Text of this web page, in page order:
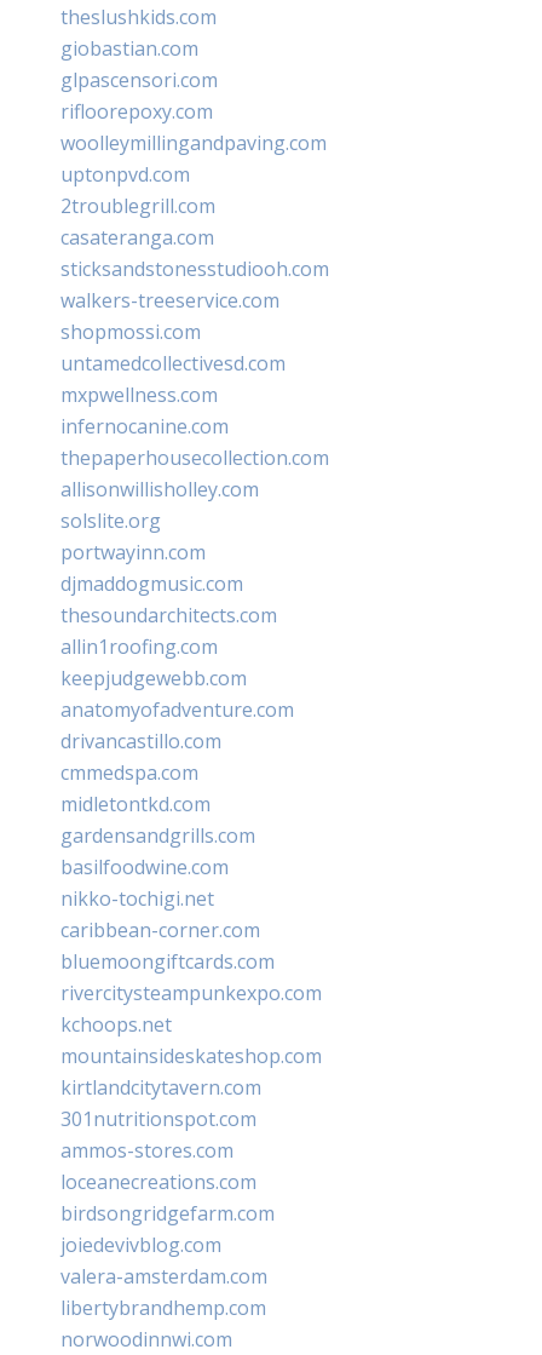
theslushkids.com
giobastian.com
glpascensori.com
rifloorepoxy.com
woolleymillingandpaving.com
uptonpvd.com
2troublegrill.com
casateranga.com
sticksandstonesstudiooh.com
walkers-treeservice.com
shopmossi.com
untamedcollectivesd.com
mxpwellness.com
infernocanine.com
thepaperhousecollection.com
allisonwillisholley.com
solslite.org
portwayinn.com
djmaddogmusic.com
thesoundarchitects.com
allin1roofing.com
keepjudgewebb.com
anatomyofadventure.com
drivancastillo.com
cmmedspa.com
midletontkd.com
gardensandgrills.com
basilfoodwine.com
nikko-tochigi.net
caribbean-corner.com
bluemoongiftcards.com
rivercitysteampunkexpo.com
kchoops.net
mountainsideskateshop.com
kirtlandcitytavern.com
301nutritionspot.com
ammos-stores.com
loceanecreations.com
birdsongridgefarm.com
joiedevivblog.com
valera-amsterdam.com
libertybrandhemp.com
norwoodinnwi.com